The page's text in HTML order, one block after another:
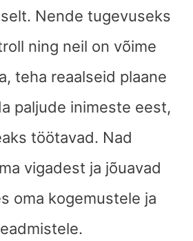
Nende tugevuseks
ning neil on võime
teha reaalseid plaane
paljude inimeste eest,
töötavad. Nad
vigadest ja jõuavad
oma kogemustele ja